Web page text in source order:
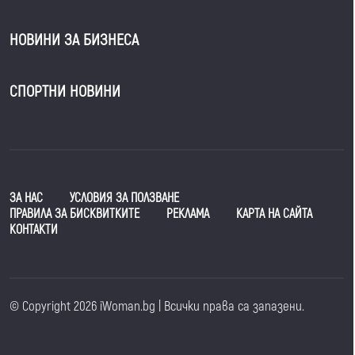
НОВИНИ ЗА БИЗНЕСА
СПОРТНИ НОВИНИ
ЗА НАС
УСЛОВИЯ ЗА ПОЛЗВАНЕ
ПРАВИЛА ЗА БИСКВИТКИТЕ
РЕКЛАМА
КАРТА НА САЙТА
КОНТАКТИ
© Copyright 2026 iWoman.bg | Всички права са запазени.